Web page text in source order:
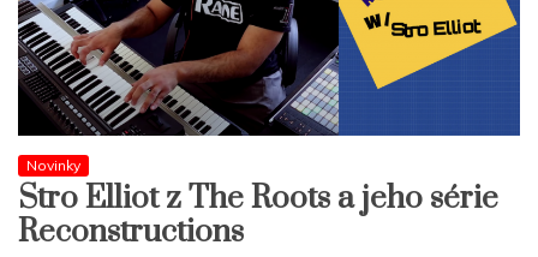
Novinky
Stro Elliot z The Roots a jeho série
Reconstructions